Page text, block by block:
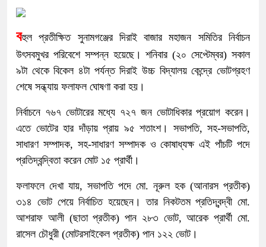
বহুল প্রতীক্ষিত সুনামগঞ্জের দিরাই বাজার মহাজন সমিতির নির্বাচন
উৎসবমুখর পরিবেশে সম্পন্ন হয়েছে। শনিবার (২০ সেপ্টেম্বর) সকাল
৯টা থেকে বিকেল ৪টা পর্যন্ত দিরাই উচ্চ বিদ্যালয় কেন্দ্রে ভোটগ্রহণ
শেষে সন্ধ্যায় ফলাফল ঘোষণা করা হয়।
নির্বাচনে ৭৬৭ ভোটারের মধ্যে ৭২৭ জন ভোটাধিকার প্রয়োগ করেন।
এতে ভোটের হার দাঁড়ায় প্রায় ৯৫ শতাংশ। সভাপতি, সহ-সভাপতি,
সাধারণ সম্পাদক, সহ-সাধারণ সম্পাদক ও কোষাধ্যক্ষ এই পাঁচটি পদে
প্রতিদ্বন্দ্বিতা করেন মোট ১৫ প্রার্থী।
ফলাফলে দেখা যায়, সভাপতি পদে মো. নূরুল হক (আনারস প্রতীক)
৩১৪ ভোট পেয়ে নির্বাচিত হয়েছেন। তার নিকটতম প্রতিদ্বন্দ্বী মো.
আশরাফ আলী (ছাতা প্রতীক) পান ২৮৩ ভোট, আরেক প্রার্থী মো.
রাসেল চৌধুরী (মোটরসাইকেল প্রতীক) পান ১২২ ভোট।